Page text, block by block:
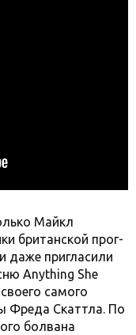
Майкл
британской прог-
даже пригласили
Anything She
самого
Фреда Скаттла. По
болвана